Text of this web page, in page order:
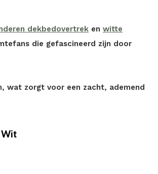
dekbedovertrek en witte
die gefascineerd zijn door
wat zorgt voor een zacht, ademend